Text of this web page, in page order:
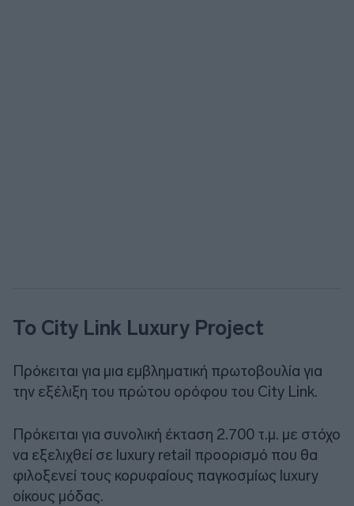
Το City Link Luxury Project
Πρόκειται για μια εμβληματική πρωτοβουλία για
την εξέλιξη του πρώτου ορόφου του City Link.
Πρόκειται για συνολική έκταση 2.700 τ.μ. με στόχο
να εξελιχθεί σε luxury retail προορισμό που θα
φιλοξενεί τους κορυφαίους παγκοσμίως luxury
οίκους μόδας.